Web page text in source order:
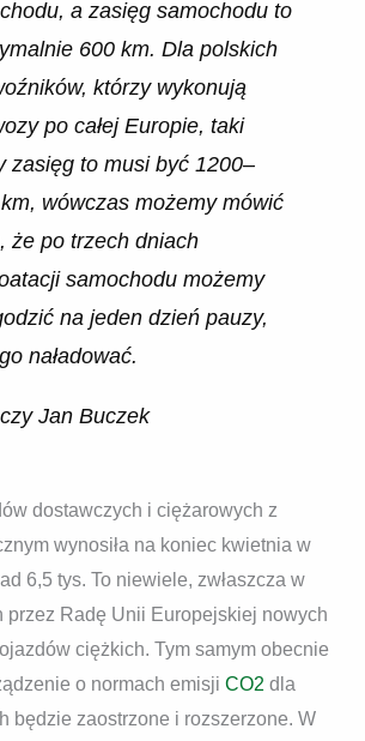
a zasięg samochodu to
600 km. Dla polskich
którzy wykonują
po całej Europie, taki
zasięg to musi być 1200–
wówczas możemy mówić
że po trzech dniach
samochodu możemy
na jeden dzień pauzy,
naładować.
Jan Buczek
dostawczych i ciężarowych z
wynosiła na koniec kwietnia w
6,5 tys. To niewiele, zwłaszcza w
przez Radę Unii Europejskiej nowych
ciężkich. Tym samym obecnie
o normach emisji CO2 dla
będzie zaostrzone i rozszerzone. W